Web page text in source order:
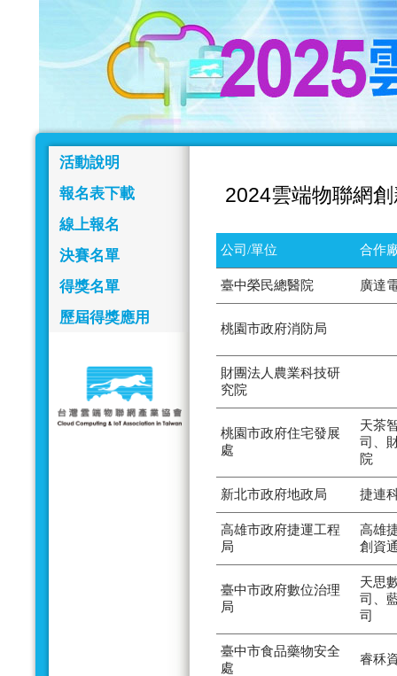
活動說明
報名表下載
線上報名
決賽名單
得獎名單
歷屆得獎應用
2024雲端物聯網
公司/單位 合作
臺中榮民總醫院 廣達
桃園市政府消防局
財團法人農業科技研
究院
桃園市政府住宅發展
處
天茶
司、
院
新北市政府地政局 捷連
高雄市政府捷運工程
局
高雄
創資
臺中市政府數位治理
局
天思
司、
司
臺中市食品藥物安全
處
睿秝